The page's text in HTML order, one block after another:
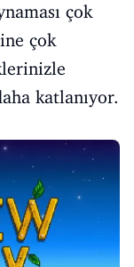
çok
çok
katlanıyor.